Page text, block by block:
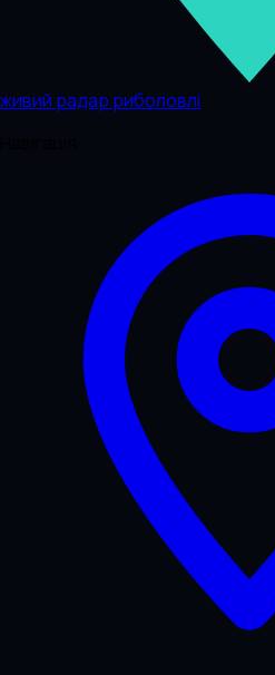
живий радар риболовлі